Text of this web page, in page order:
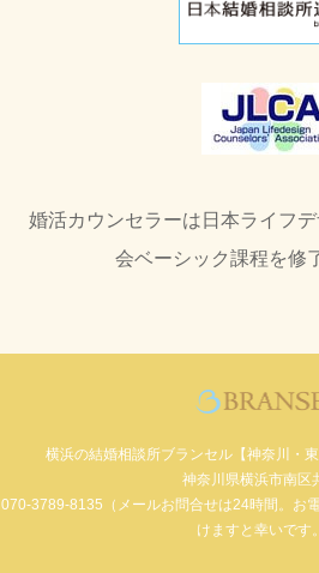
婚活カウンセラーは日本ライフ
会ベーシック課程を修
横浜の結婚相談所ブランセル【神奈川・
神奈川県横浜市南区
070-3789-8135（メールお問合せは24時間。お
けますと幸いです